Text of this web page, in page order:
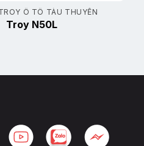
Ô TÔ TÀU THUYỀN
Troy N50L